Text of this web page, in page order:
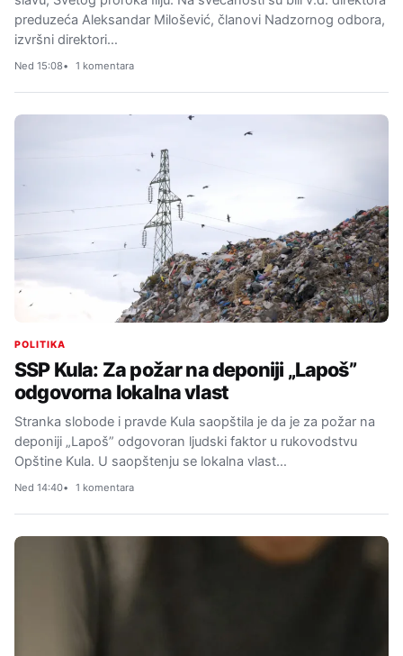
preduzeća Aleksandar Milošević, članovi Nadzornog odbora,
izvršni direktori…
Ned 15:08 1 komentara
POLITIKA
SSP Kula: Za požar na deponiji „Lapoš”
odgovorna lokalna vlast
Stranka slobode i pravde Kula saopštila je da je za požar na
deponiji „Lapoš” odgovoran ljudski faktor u rukovodstvu
Opštine Kula. U saopštenju se lokalna vlast…
Ned 14:40 1 komentara